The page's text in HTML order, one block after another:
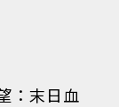
：末日血